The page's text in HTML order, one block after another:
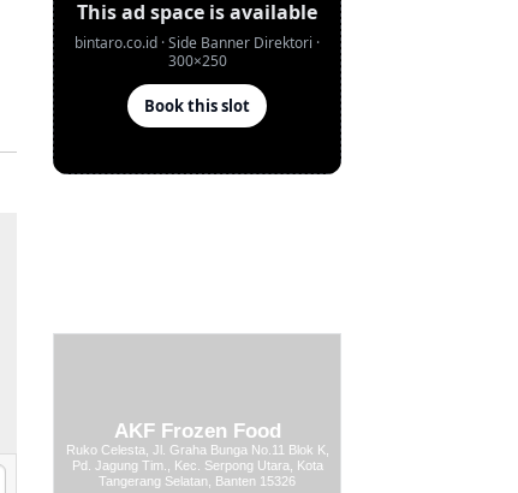
AKF Frozen Food
Ruko Celesta, Jl. Graha Bunga No.11 Blok K,
Pd. Jagung Tim., Kec. Serpong Utara, Kota
Tangerang Selatan, Banten 15326